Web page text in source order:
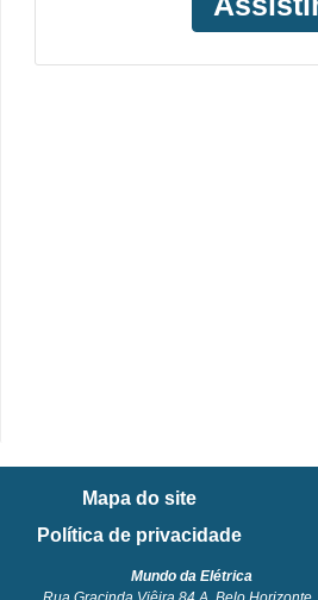
Mapa do site
Política de privacidade
Mundo da Elétrica